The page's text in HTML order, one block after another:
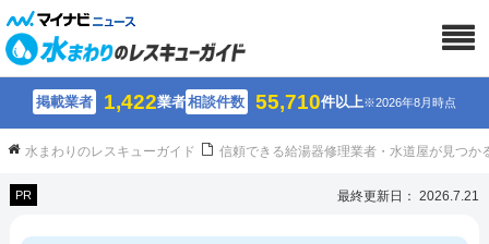
掲載業者 1,422業者相談件数 55,710件以上※2026年8月時点
水まわりのレスキューガイド 信頼できる給湯器修理業者・水道屋が見つか
PR 最終更新日： 2026.7.21